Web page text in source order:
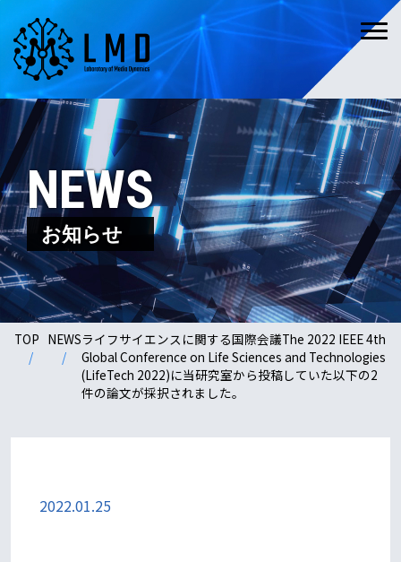
NEWS
お知らせ
TOP NEWSライフサイエンスに関する国際会議The 2022 IEEE 4th
Global Conference on Life Sciences and Technologies
(LifeTech 2022)に当研究室から投稿していた以下の2
件の論文が採択されました。
2022.01.25